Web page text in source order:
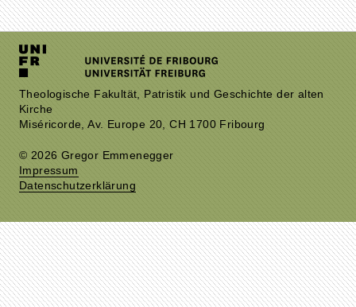
Theologische Fakultät, Patristik und Geschichte der alten
Kirche
Miséricorde, Av. Europe 20, CH 1700 Fribourg
© 2026 Gregor Emmenegger
Impressum
Datenschutzerklärung